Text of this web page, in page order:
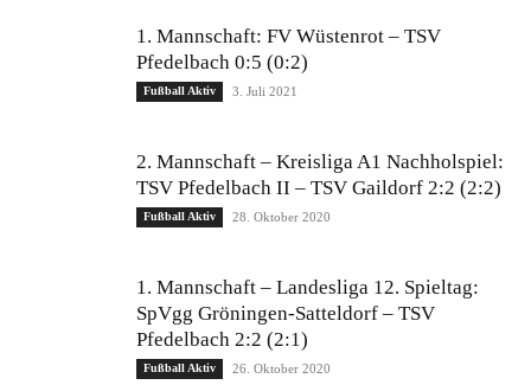
1. Mannschaft: FV Wüstenrot – TSV
Pfedelbach 0:5 (0:2)
Fußball Aktiv 3. Juli 2021
2. Mannschaft – Kreisliga A1 Nachholspiel:
TSV Pfedelbach II – TSV Gaildorf 2:2 (2:2)
Fußball Aktiv 28. Oktober 2020
1. Mannschaft – Landesliga 12. Spieltag:
SpVgg Gröningen-Satteldorf – TSV
Pfedelbach 2:2 (2:1)
Fußball Aktiv 26. Oktober 2020